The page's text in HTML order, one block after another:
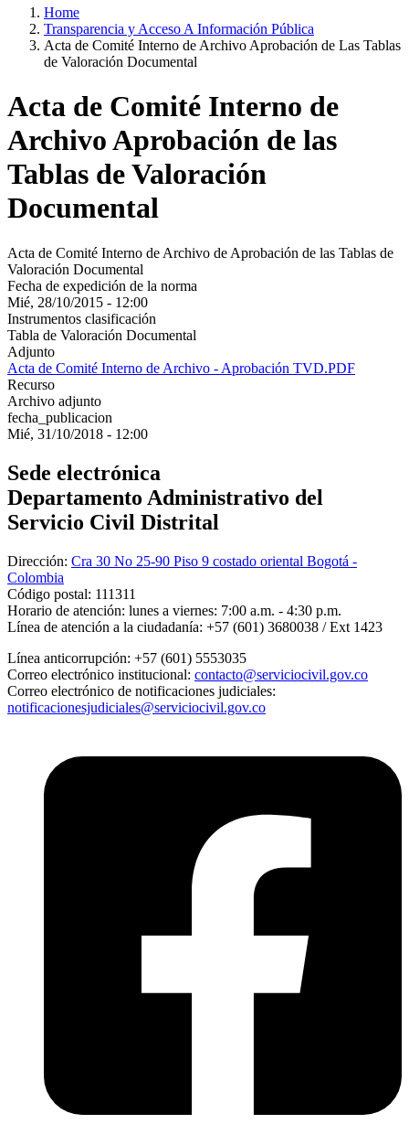
Home
Transparencia y Acceso A Información Pública
Acta de Comité Interno de Archivo Aprobación de Las Tablas
de Valoración Documental
Acta de Comité Interno de
Archivo Aprobación de las
Tablas de Valoración
Documental
Acta de Comité Interno de Archivo de Aprobación de las Tablas de
Valoración Documental
Fecha de expedición de la norma
Mié, 28/10/2015 - 12:00
Instrumentos clasificación
Tabla de Valoración Documental
Adjunto
Acta de Comité Interno de Archivo - Aprobación TVD.PDF
Recurso
Archivo adjunto
fecha_publicacion
Mié, 31/10/2018 - 12:00
Sede electrónica
Departamento Administrativo del
Servicio Civil Distrital
Dirección: Cra 30 No 25-90 Piso 9 costado oriental Bogotá -
Colombia
Código postal: 111311
Horario de atención: lunes a viernes: 7:00 a.m. - 4:30 p.m.
Línea de atención a la ciudadanía: +57 (601) 3680038 / Ext 1423
Línea anticorrupción: +57 (601) 5553035
Correo electrónico institucional: contacto@serviciocivil.gov.co
Correo electrónico de notificaciones judiciales:
notificacionesjudiciales@serviciocivil.gov.co